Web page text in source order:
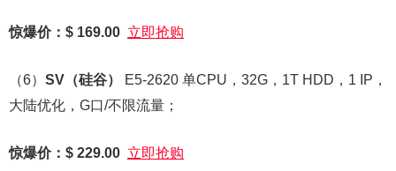
惊爆价：$ 169.00 立即抢购
（6） SV （硅谷）
E5-2620 单CPU，32G，1T HDD，1 IP，
大陆优化，G口/不限流量；
惊爆价：$ 229.00 立即抢购